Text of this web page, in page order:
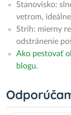
Stanovisko:
vetrom,
Strih: mierny
odstránenie
Ako pestovať
blogu.